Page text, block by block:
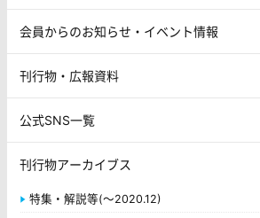
会員からのお知らせ・イベント情報
刊行物・広報資料
公式SNS一覧
刊行物アーカイブス
特集・解説等(～2020.12)